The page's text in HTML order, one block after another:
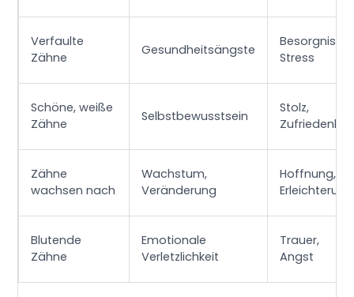
Verfaulte
Zähne
Gesundheitsängste
Besorgnis,
Stress
Schöne, weiße
Zähne
Selbstbewusstsein
Stolz,
Zähne
wachsen nach
Wachstum,
Veränderung
Hoffnung,
Erleichterung
Blutende
Zähne
Emotionale
Verletzlichkeit
Trauer,
Angst